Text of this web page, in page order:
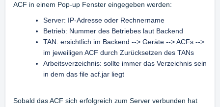
ACF in einem Pop-up Fenster eingegeben werden:
Server: IP-Adresse oder Rechnername
Betrieb: Nummer des Betriebes laut Backend
TAN: ersichtlich im Backend --> Geräte --> ACFs -->
im jeweiligen ACF durch Zurücksetzen des TANs
Arbeitsverzeichnis: sollte immer das Verzeichnis sein
in dem das file acf.jar liegt
Sobald das ACF sich erfolgreich zum Server verbunden hat